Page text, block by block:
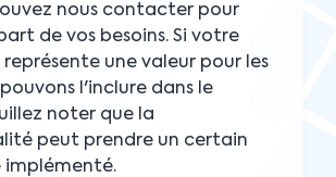
nous contacter pour
de vos besoins. Si votre
une valeur pour les
l'inclure dans le
noter que la
peut prendre un certain
implémenté.